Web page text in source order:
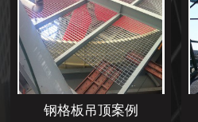
钢格板吊顶案例